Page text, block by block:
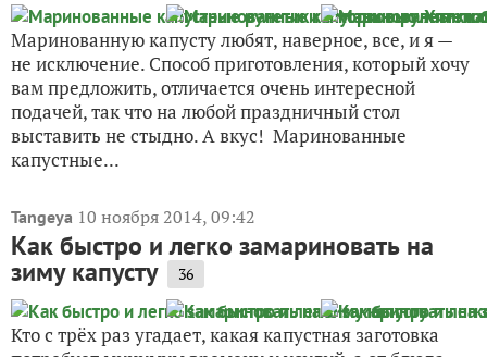
Маринованную капусту любят, наверное, все, и я —
не исключение. Способ приготовления, который хочу
вам предложить, отличается очень интересной
подачей, так что на любой праздничный стол
выставить не стыдно. А вкус! Маринованные
капустные...
Tangeya 10 ноября 2014, 09:42
Как быстро и легко замариновать на
зиму капусту 36
Кто с трёх раз угадает, какая капустная заготовка